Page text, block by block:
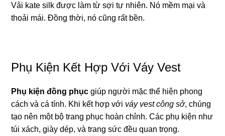
Vải kate silk được làm từ sợi tự nhiên. Nó mềm mại và
thoải mái. Đồng thời, nó cũng rất bền.
Phụ Kiện Kết Hợp Với Váy Vest
Phụ kiện đồng phục giúp người mặc thể hiện phong
cách và cá tính. Khi kết hợp với váy vest công sở, chúng
tạo nên một bộ trang phục hoàn chỉnh. Các phụ kiện như
túi xách, giày dép, và trang sức đều quan trọng.